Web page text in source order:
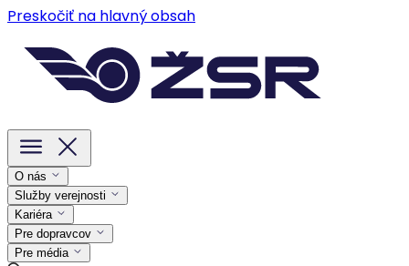
Preskočiť na hlavný obsah
O nás
Služby verejnosti
Kariéra
Pre dopravcov
Pre média